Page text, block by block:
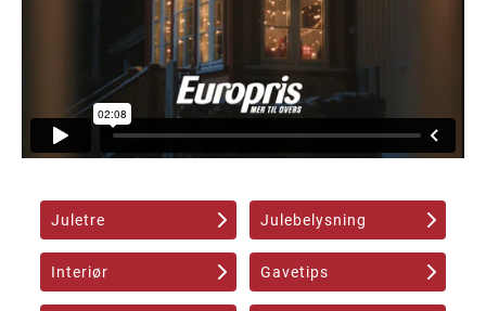
Juletre Julebelysning
Interiør Gavetips